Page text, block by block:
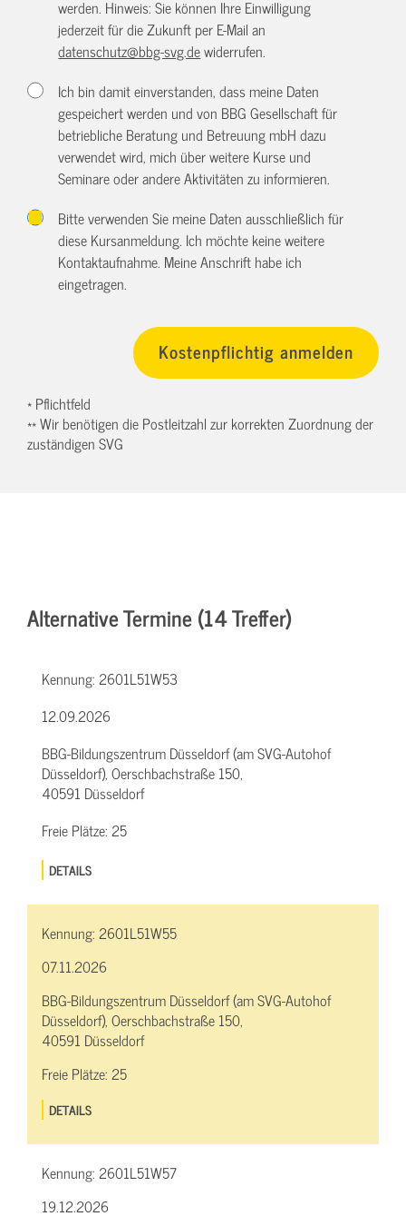
werden. Hinweis: Sie können Ihre Einwilligung
jederzeit für die Zukunft per E-Mail an
datenschutz@bbg-svg.dewiderrufen.
Ich bin damit einverstanden, dass meine Daten
gespeichert werden und von BBG Gesellschaft für
betriebliche Beratung und Betreuung mbH dazu
verwendet wird, mich über weitere Kurse und
Seminare oder andere Aktivitäten zu informieren.
Bitte verwenden Sie meine Daten ausschließlich für
diese Kursanmeldung. Ich möchte keine weitere
Kontaktaufnahme. Meine Anschrift habe ich
eingetragen.
* Pflichtfeld
** Wir benötigen die Postleitzahl zur korrekten Zuordnung der
zuständigen SVG
Alternative Termine (14 Treffer)
Kennung:2601L51W53
12.09.2026
BBG-Bildungszentrum Düsseldorf (am SVG-Autohof
Düsseldorf), Oerschbachstraße 150,
40591 Düsseldorf
Freie Plätze:25
DETAILS
Kennung:2601L51W55
07.11.2026
BBG-Bildungszentrum Düsseldorf (am SVG-Autohof
Düsseldorf), Oerschbachstraße 150,
40591 Düsseldorf
Freie Plätze:25
DETAILS
Kennung:2601L51W57
19.12.2026